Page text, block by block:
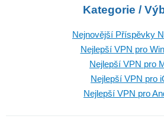
Kategorie /
Nejnovější Příspěvky
Nejlepší VPN pro
Nejlepší VPN pro
Nejlepší VPN pro
Nejlepší VPN pro